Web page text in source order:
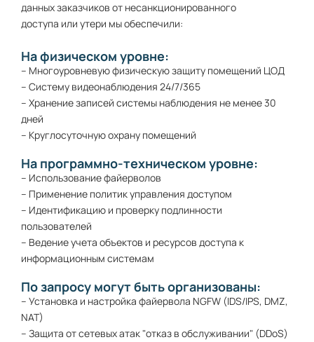
данных заказчиков от несанкционированного
доступа или утери мы обеспечили:
На физическом уровне:
– Многоуровневую физическую защиту помещений ЦОД
– Систему видеонаблюдения 24/7/365
– Хранение записей системы наблюдения не менее 30
дней
– Круглосуточную охрану помещений
На программно-техническом уровне:
– Использование файерволов
– Применение политик управления доступом
– Идентификацию и проверку подлинности
пользователей
– Ведение учета объектов и ресурсов доступа к
информационным системам
По запросу могут быть организованы:
– Установка и настройка файервола NGFW (IDS/IPS, DMZ,
NAT)
– Защита от сетевых атак "отказ в обслуживании" (DDoS)